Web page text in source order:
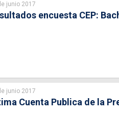
junio 2017
encuesta CEP:
junio 2017
Cuenta Publica de la